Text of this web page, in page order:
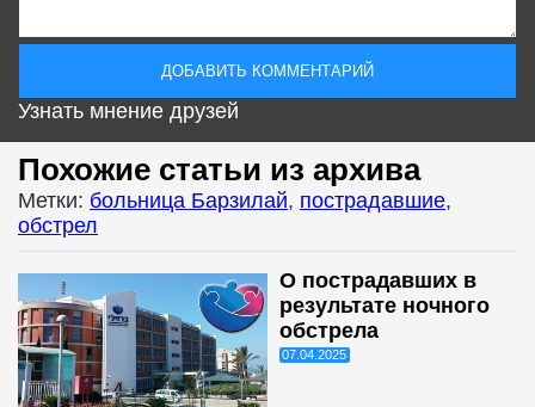
Узнать мнение друзей
Похожие статьи из архива
Метки: больница Барзилай, пострадавшие,
обстрел
О пострадавших в
результате ночного
обстрела
07.04.2025